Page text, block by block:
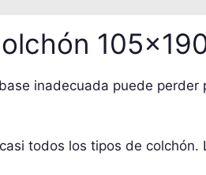
inadecuada puede perder
todos los tipos de colchón.